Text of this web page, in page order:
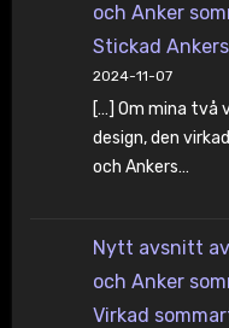
och Anker
Stickad
2024-11-07
[…] Om mina två
design, den
och Ankers…
Nytt avsnitt
och Anker
Virkad